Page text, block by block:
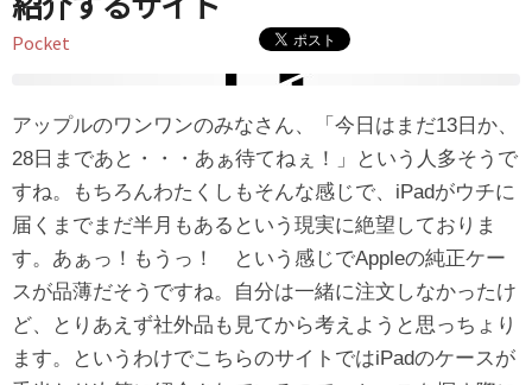
Pocket
アップルのワンワンのみなさん、「今日はまだ13日か、
28日まであと・・・あぁ待てねぇ！」という人多そうで
すね。もちろんわたくしもそんな感じで、iPadがウチに
届くまでまだ半月もあるという現実に絶望しておりま
す。あぁっ！もうっ！ という感じでAppleの純正ケー
スが品薄だそうですね。自分は一緒に注文しなかったけ
ど、とりあえず社外品も見てから考えようと思っちょり
ます。というわけでこちらのサイトではiPadのケースが